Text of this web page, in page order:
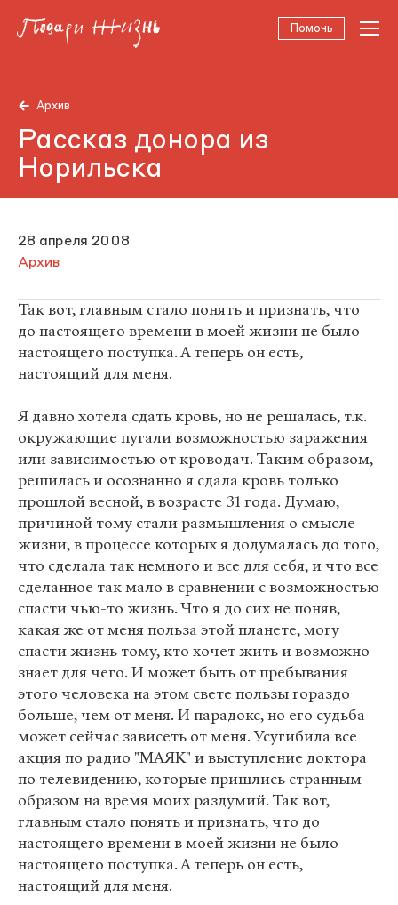
Помочь
Архив
Рассказ донора из
Норильска
28 апреля 2008
Архив
Так вот, главным стало понять и признать, что
до настоящего времени в моей жизни не было
настоящего поступка. А теперь он есть,
настоящий для меня.
Я давно хотела сдать кровь, но не решалась, т.к.
окружающие пугали возможностью заражения
или зависимостью от кроводач. Таким образом,
решилась и осознанно я сдала кровь только
прошлой весной, в возрасте 31 года. Думаю,
причиной тому стали размышления о смысле
жизни, в процессе которых я додумалась до того,
что сделала так немного и все для себя, и что все
сделанное так мало в сравнении с возможностью
спасти чью-то жизнь. Что я до сих не поняв,
какая же от меня польза этой планете, могу
спасти жизнь тому, кто хочет жить и возможно
знает для чего. И может быть от пребывания
этого человека на этом свете пользы гораздо
больше, чем от меня. И парадокс, но его судьба
может сейчас зависеть от меня. Усугибила все
акция по радио "МАЯК" и выступление доктора
по телевидению, которые пришлись странным
образом на время моих раздумий. Так вот,
главным стало понять и признать, что до
настоящего времени в моей жизни не было
настоящего поступка. А теперь он есть,
настоящий для меня.